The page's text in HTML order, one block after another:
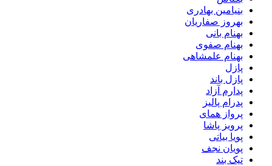
بنیامین بهادری
بهروز صفاریان
بهنام بانی
بهنام صفوی
بهنام علمشاهی
پازل
پازل باند
پدارم آزاد
پدرام پالیز
پرواز همای
پرویز پاشا
پویا بیاتی
پویان نجف
تیک بند